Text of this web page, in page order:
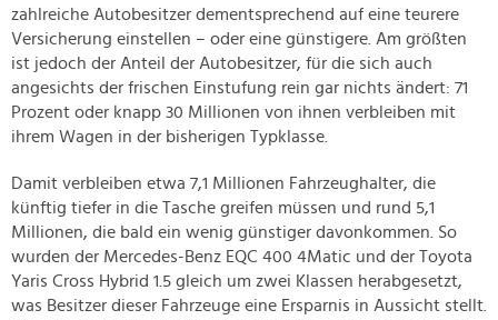
zahlreiche Autobesitzer dementsprechend auf eine teurere
Versicherung einstellen – oder eine günstigere. Am größten
ist jedoch der Anteil der Autobesitzer, für die sich auch
angesichts der frischen Einstufung rein gar nichts ändert: 71
Prozent oder knapp 30 Millionen von ihnen verbleiben mit
ihrem Wagen in der bisherigen Typklasse.
Damit verbleiben etwa 7,1 Millionen Fahrzeughalter, die
künftig tiefer in die Tasche greifen müssen und rund 5,1
Millionen, die bald ein wenig günstiger davonkommen. So
wurden der Mercedes-Benz EQC 400 4Matic und der Toyota
Yaris Cross Hybrid 1.5 gleich um zwei Klassen herabgesetzt,
was Besitzer dieser Fahrzeuge eine Ersparnis in Aussicht stellt.